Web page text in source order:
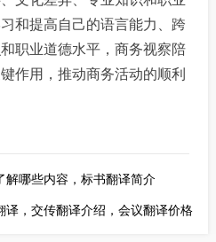
和提高自己的语言能力、跨
职业道德水平，商务视察陪
作用，推动商务活动的顺利
解哪些内容，标书翻译简介
译，交传翻译介绍，会议翻译价格